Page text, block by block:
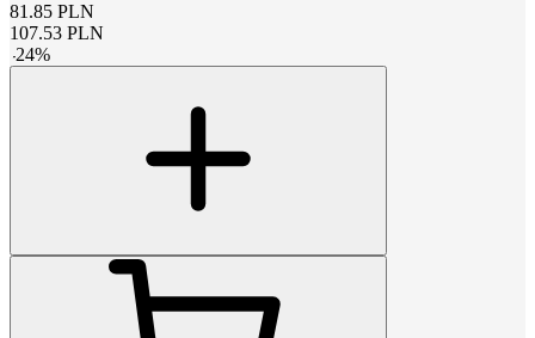
81.85 PLN
107.53 PLN
-24%